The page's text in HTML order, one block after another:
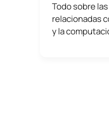
Todo sobre
relacionadas
y la